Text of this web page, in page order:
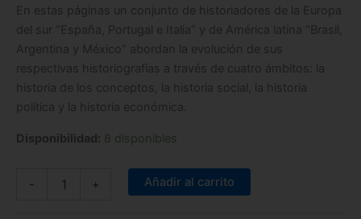
En estas páginas un conjunto de historiadores de la Europa
del sur ”España, Portugal e Italia” y de América latina ”Brasil,
Argentina y México” abordan la evolución de sus
respectivas historiografías a través de cuatro ámbitos: la
historia de los conceptos, la historia social, la historia
política y la historia económica.
Disponibilidad: 8 disponibles
- + Añadir al carrito